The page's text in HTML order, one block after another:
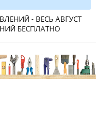
- ВЕСЬ АВГУСТ
БЕСПЛАТНО